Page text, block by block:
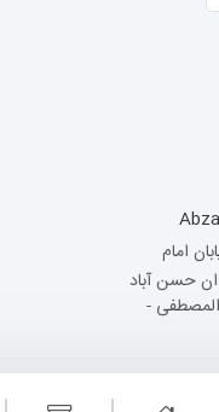
امام
حسن آباد
المصطفی -
متعلق به ابزار راسا می باشد .